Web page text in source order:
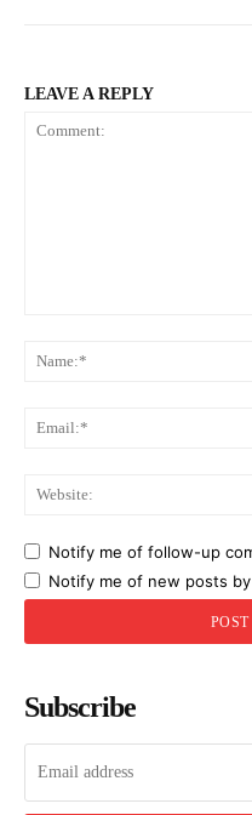
LEAVE A REPLY
Notify me of follow-up
Notify me of new posts by
Subscribe